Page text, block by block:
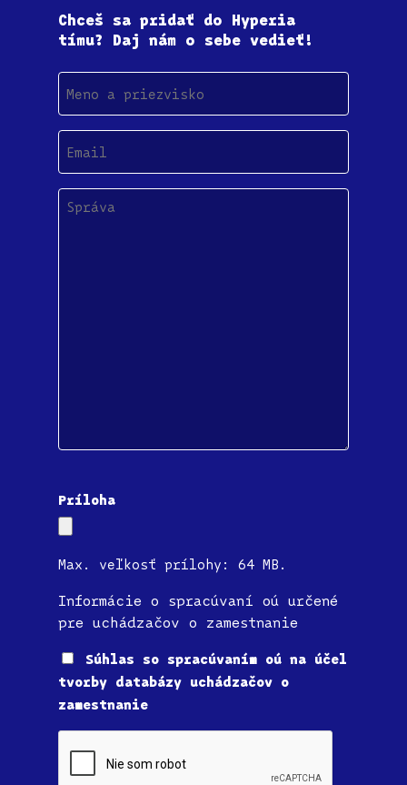
Chceš sa pridať do Hyperia
tímu? Daj nám o sebe vedieť!
priezvisko
Správa
Príloha
Max. veľkosť prílohy: 64 MB.
Informácie o spracúvaní oú určené
pre uchádzačov o zamestnanie
SúhlasSúhlas so spracúvaním oú na účel
tvorby databázy uchádzačov o
zamestnanie